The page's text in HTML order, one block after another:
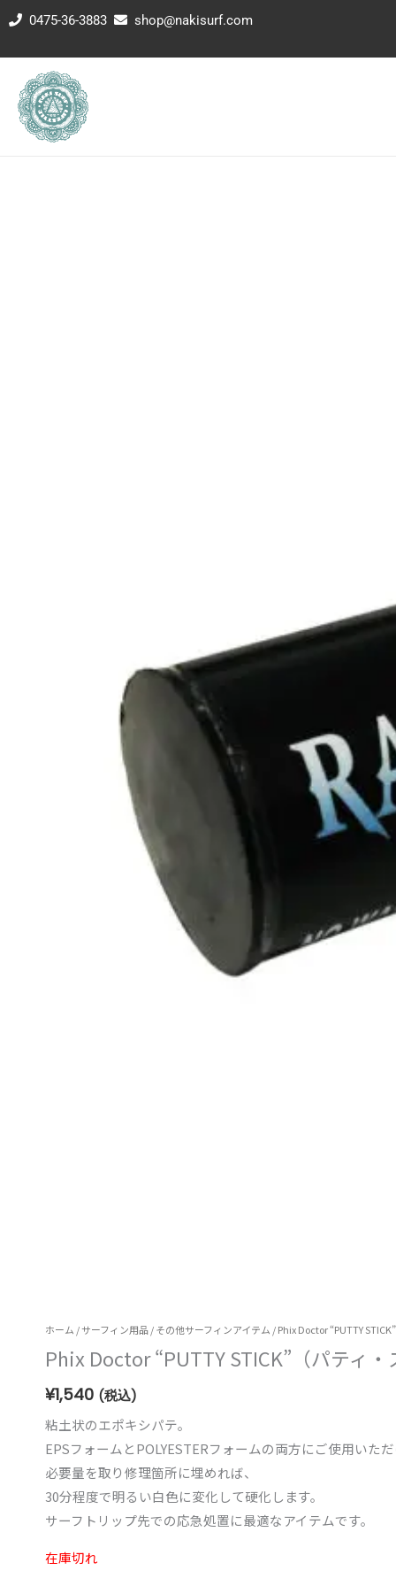
0475-36-3883 shop@nakisurf.com
を
ホーム /サーフィン用品/その他サーフィンアイテム / Phix Doctor “PUTTY
Phix Doctor “PUTTY STICK”（パティ
¥1,540 (税込)
粘土状のエポキシパテ。
EPSフォームとPOLYESTERフォームの両方にご使用いた
必要量を取り修理箇所に埋めれば、
30分程度で明るい白色に変化して硬化します。
サーフトリップ先での応急処置に最適なアイテムです。
在庫切れ